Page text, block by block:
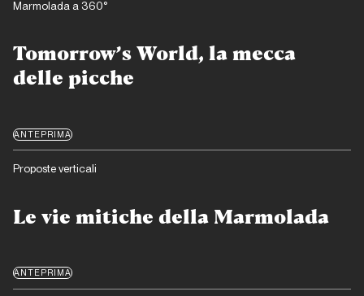
Tomorrow’s World, la mecca
delle picche
Marmolada a 360°
ANTEPRIMA
Le vie mitiche della Marmolada
Proposte verticali
ANTEPRIMA